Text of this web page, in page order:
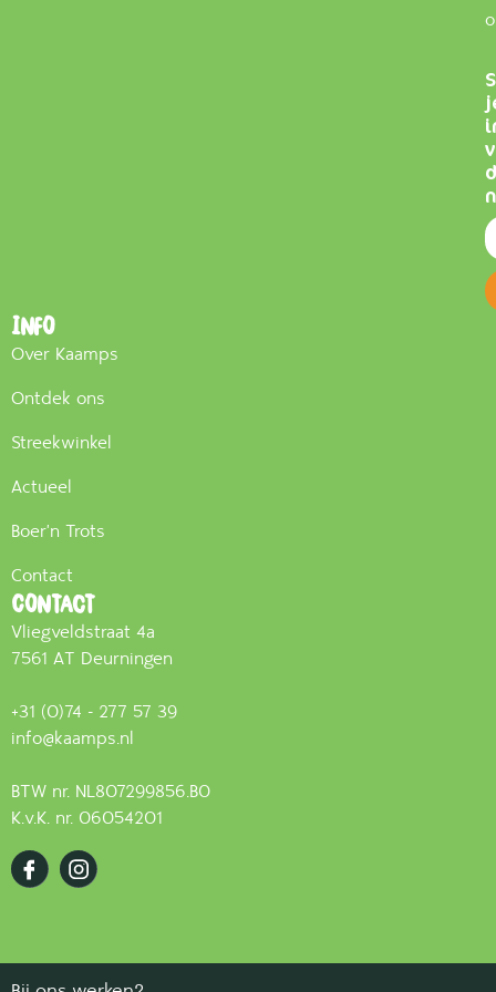
Info
Over Kaamps
Ontdek ons
Streekwinkel
Actueel
Boer'n Trots
Contact
Contact
Vliegveldstraat 4a
7561 AT Deurningen
+31 (0)74 - 277 57 39
info@kaamps.nl
BTW nr. NL807299856.B0
K.v.K. nr. 06054201